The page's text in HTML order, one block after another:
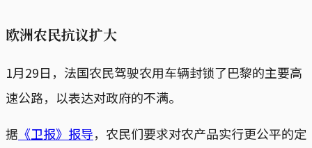
欧洲农民抗议扩大
1月29日，法国农民驾驶农用车辆封锁了巴黎的主要高
速公路，以表达对政府的不满。
据 《卫报》报导，农民们要求对农产品实行更公平的定